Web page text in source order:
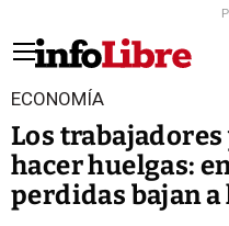
ECONOMÍA
Los trabajadores
hacer huelgas:
perdidas bajan